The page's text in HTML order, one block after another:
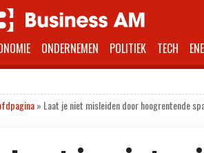
ONDERNEMEN POLITIEK TECH
» Laat je niet misleiden door hoogrentende